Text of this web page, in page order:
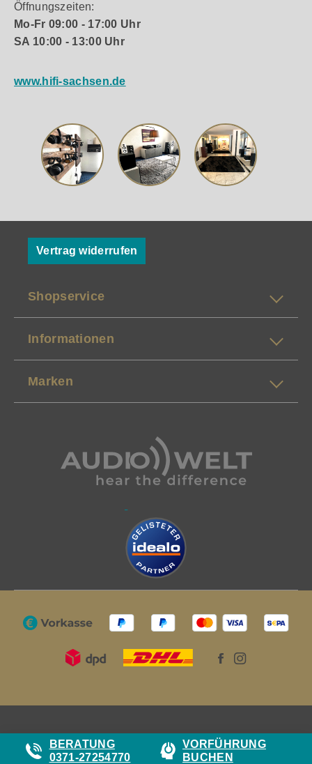
Öffnungszeiten:
Mo-Fr 09:00 - 17:00 Uhr
SA 10:00 - 13:00 Uhr
www.hifi-sachsen.de
Vertrag widerrufen
Shopservice
Informationen
Marken
BERATUNG
0371-27254770
VORFÜHRUNG
BUCHEN